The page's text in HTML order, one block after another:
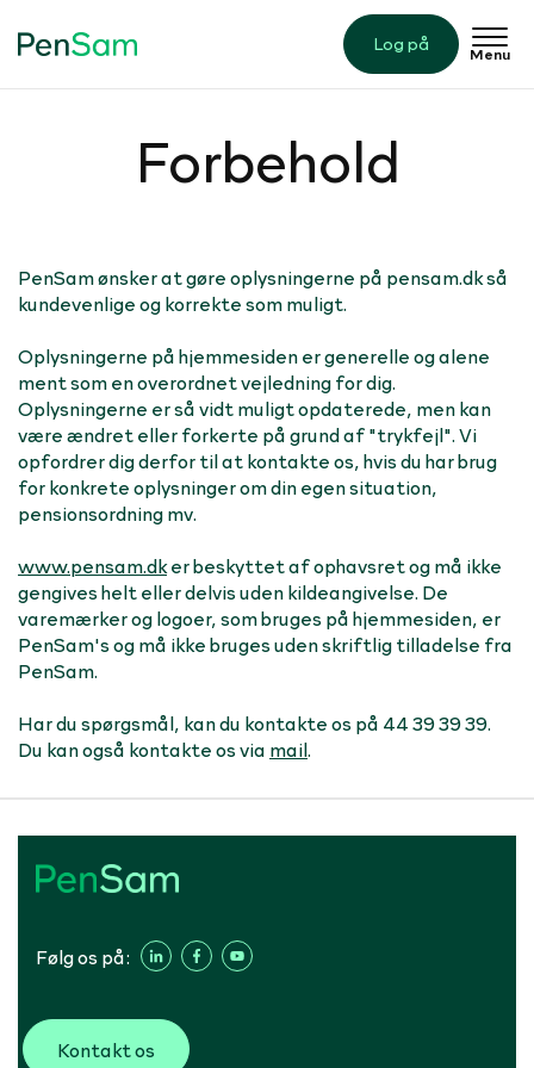
Log på Menu
Forbehold
PenSam ønsker at gøre oplysningerne på pensam.dk så
kundevenlige og korrekte som muligt.
Oplysningerne på hjemmesiden er generelle og alene
ment som en overordnet vejledning for dig.
Oplysningerne er så vidt muligt opdaterede, men kan
være ændret eller forkerte på grund af "trykfejl". Vi
opfordrer dig derfor til at kontakte os, hvis du har brug
for konkrete oplysninger om din egen situation,
pensionsordning mv.
www.pensam.dker beskyttet af ophavsret og må ikke
gengives helt eller delvis uden kildeangivelse. De
varemærker og logoer, som bruges på hjemmesiden, er
PenSam's og må ikke bruges uden skriftlig tilladelse fra
PenSam.
Har du spørgsmål, kan du kontakte os på 44 39 39 39.
Du kan også kontakte os via mail.
Følg os på:
Kontakt os